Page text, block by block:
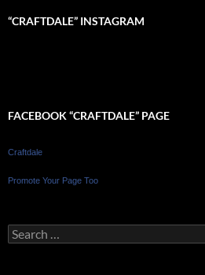
“CRAFTDALE” INSTAGRAM
FACEBOOK “CRAFTDALE” PAGE
Craftdale
Promote Your Page Too
Search
for: